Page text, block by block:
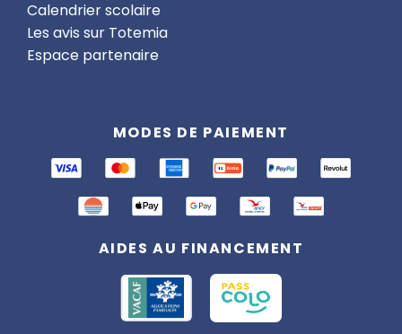
Calendrier scolaire
Les avis sur Totemia
Espace partenaire
MODES DE PAIEMENT
AIDES AU FINANCEMENT